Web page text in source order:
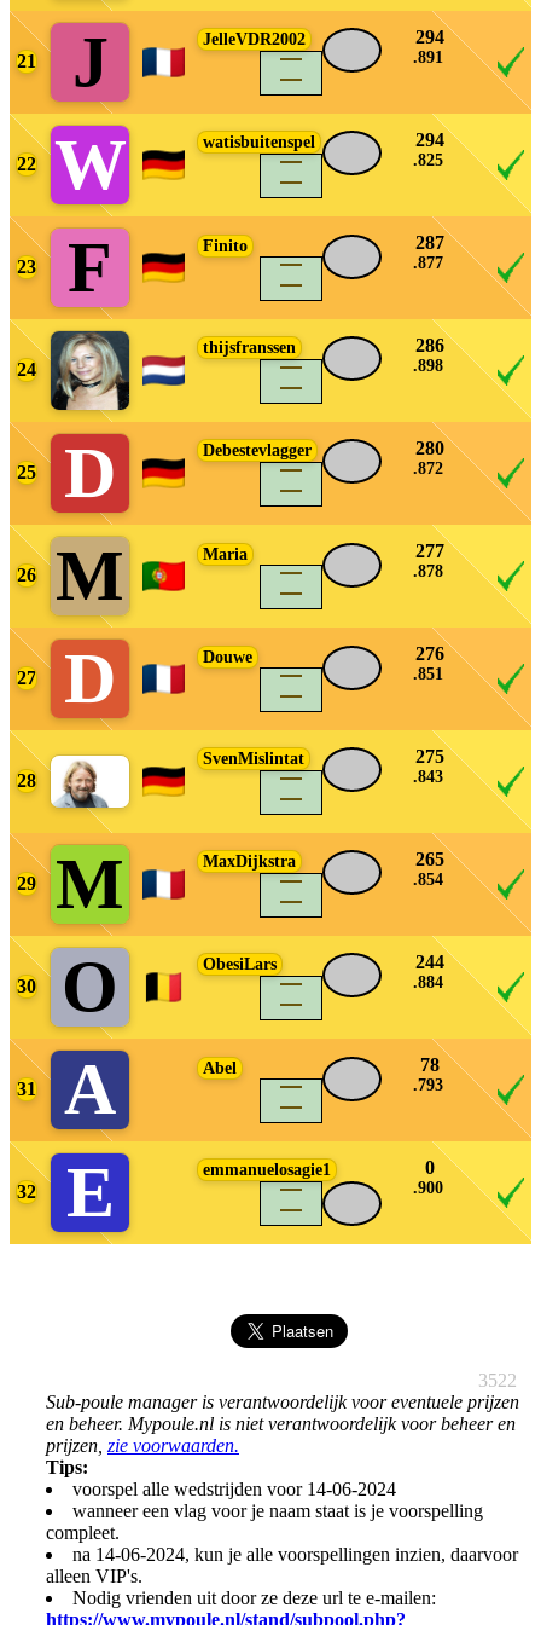
21 J JelleVDR2002
density_large
294
.891
22 W watisbuitenspel
density_large
294
.825
23 F Finito
density_large
287
.877
24
thijsfranssen
density_large
286
.898
25 D Debestevlagger
density_large
280
.872
26 M Maria
density_large
277
.878
27 D Douwe
density_large
276
.851
28
SvenMislintat
density_large
275
.843
29 M MaxDijkstra
density_large
265
.854
30 O ObesiLars
density_large
244
.884
31 A Abel
density_large
78
.793
32 E emmanuelosagie1
density_large
0
.900
3522
Sub-poule manager is verantwoordelijk voor eventuele prijzen
en beheer. Mypoule.nl is niet verantwoordelijk voor beheer en
prijzen, zie voorwaarden.
Tips:
voorspel alle wedstrijden voor 14-06-2024
wanneer een vlag voor je naam staat is je voorspelling
compleet.
na 14-06-2024, kun je alle voorspellingen inzien, daarvoor
alleen VIP's.
Nodig vrienden uit door ze deze url te e-mailen:
https://www.mypoule.nl/stand/subpool.php?